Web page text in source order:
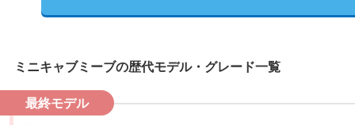
ミニキャブミーブの歴代モデル・グレード一覧
最終モデル